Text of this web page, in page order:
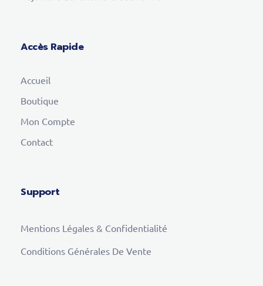
Accès Rapide
Accueil
Boutique
Mon Compte
Contact
Support
Mentions Légales & Confidentialité
Conditions Générales De Vente